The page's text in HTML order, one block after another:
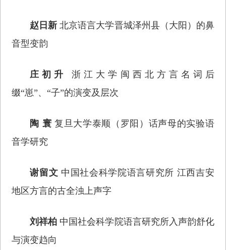
赵日新北京语言大学晋城泽州县（大阳）的鼻
音型变韵
庄初升浙江大学闽西北方言名词后
缀“崽”、“子”的演变及层次
陶 寰复旦大学泰顺（罗阳）话声母的实验语
音学研究
谢留文 中国社会科学院语言研究所 江西吉安
地区方言的古全浊上声字
刘祥柏 中国社会科学院语言研究所入声韵舒化
与演变趋向